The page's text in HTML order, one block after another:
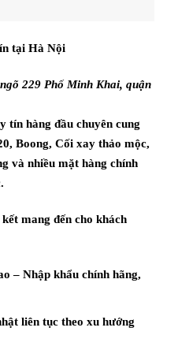
tại Hà Nội
229 Phố Minh Khai, quận
tín hàng đầu chuyên cung
Boong, Cối xay thảo mộc,
và nhiều mặt hàng chính
mang đến cho khách
– Nhập khẩu chính hãng,
liên tục theo xu hướng